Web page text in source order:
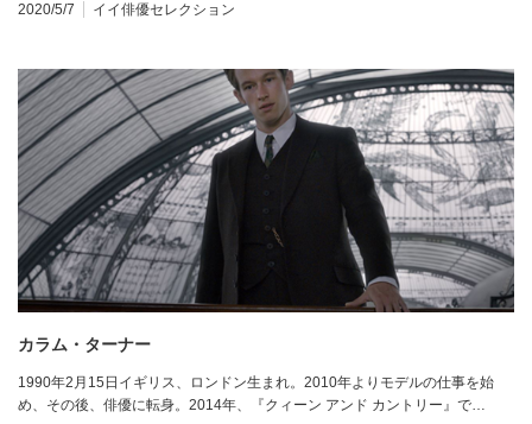
2020/5/7
イイ俳優セレクション
カラム・ターナー
1990年2月15日イギリス、ロンドン生まれ。2010年よりモデルの仕事を始
め、その後、俳優に転身。2014年、『クィーン アンド カントリー』で…